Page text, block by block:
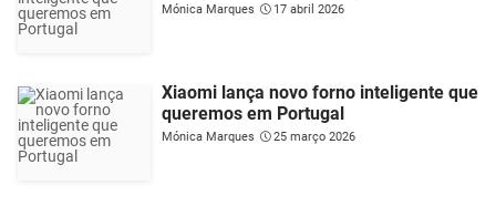
Mónica Marques 17 abril 2026
Xiaomi lança novo forno inteligente que
queremos em Portugal
Mónica Marques 25 março 2026